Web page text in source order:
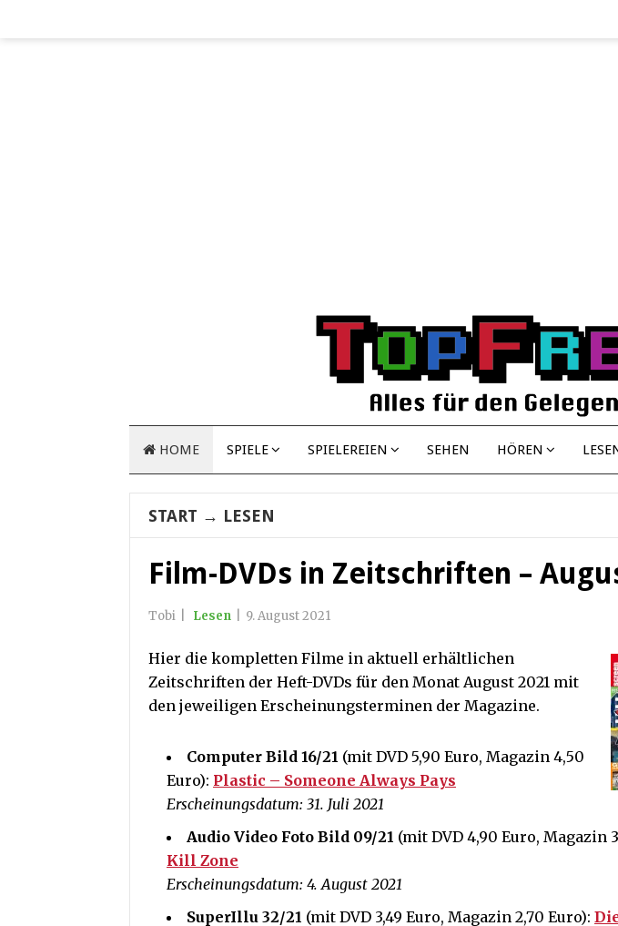
HOME SPIELE SPIELEREIEN SEHEN HÖREN
START → LESEN
Film-DVDs in Zeitschriften –
Tobi Lesen 9. August 2021
Hier die kompletten Filme in aktuell erhältlichen
Zeitschriften der Heft-DVDs für den Monat August 2021 mit
den jeweiligen Erscheinungsterminen der Magazine.
Computer Bild 16/21 (mit DVD 5,90 Euro, Magazin 4,50
Euro): Plastic – Someone Always Pays
Erscheinungsdatum: 31. Juli 2021
Audio Video Foto Bild 09/21 (mit DVD 4,90 Euro, Magazin
Kill Zone
Erscheinungsdatum: 4. August 2021
SuperIllu 32/21 (mit DVD 3,49 Euro, Magazin 2,70 Euro):